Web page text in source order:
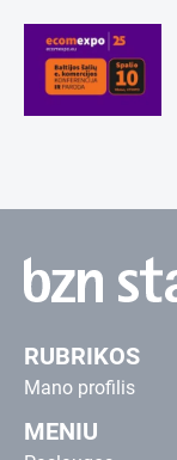
RUBRIKOS
Mano profilis
MENIU